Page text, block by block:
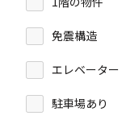
免震構造
エレベーター
駐車場あり